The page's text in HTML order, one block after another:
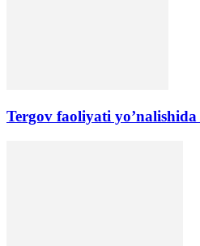
Tergov faoliyati